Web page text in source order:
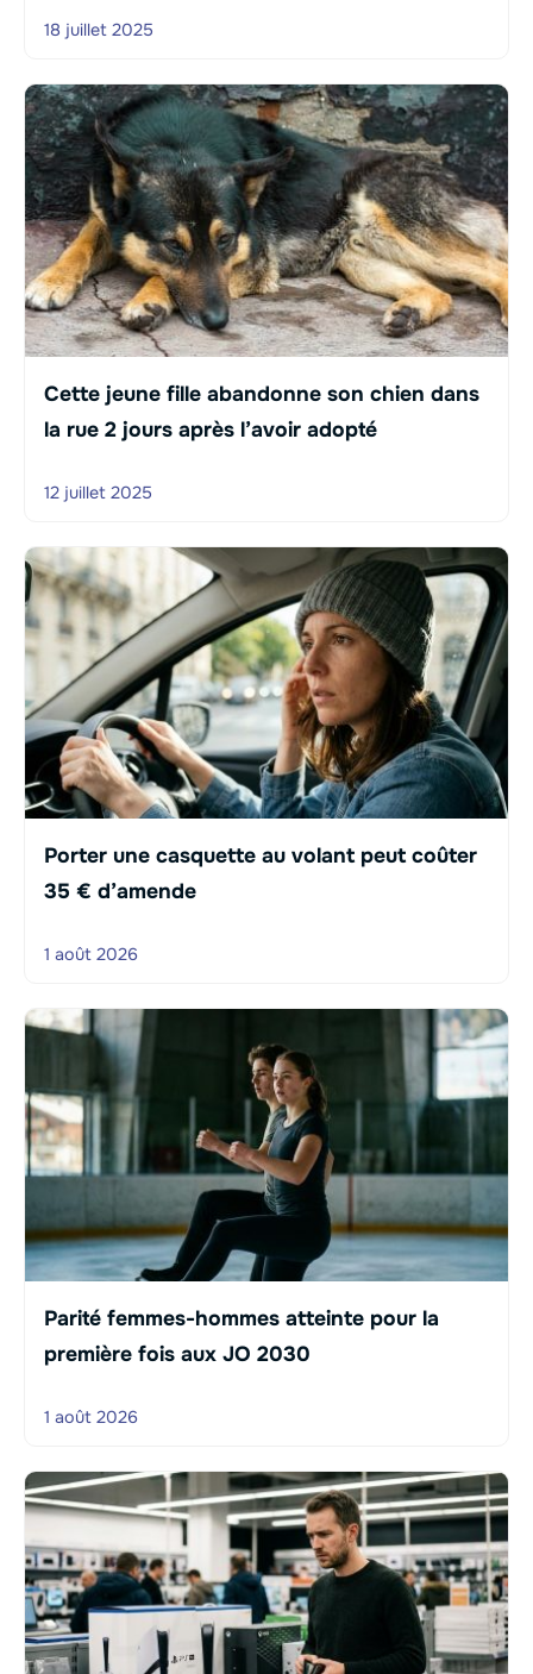
18 juillet 2025
Cette jeune fille abandonne son chien dans
la rue 2 jours après l’avoir adopté
12 juillet 2025
Porter une casquette au volant peut coûter
35 € d’amende
1 août 2026
Parité femmes-hommes atteinte pour la
première fois aux JO 2030
1 août 2026